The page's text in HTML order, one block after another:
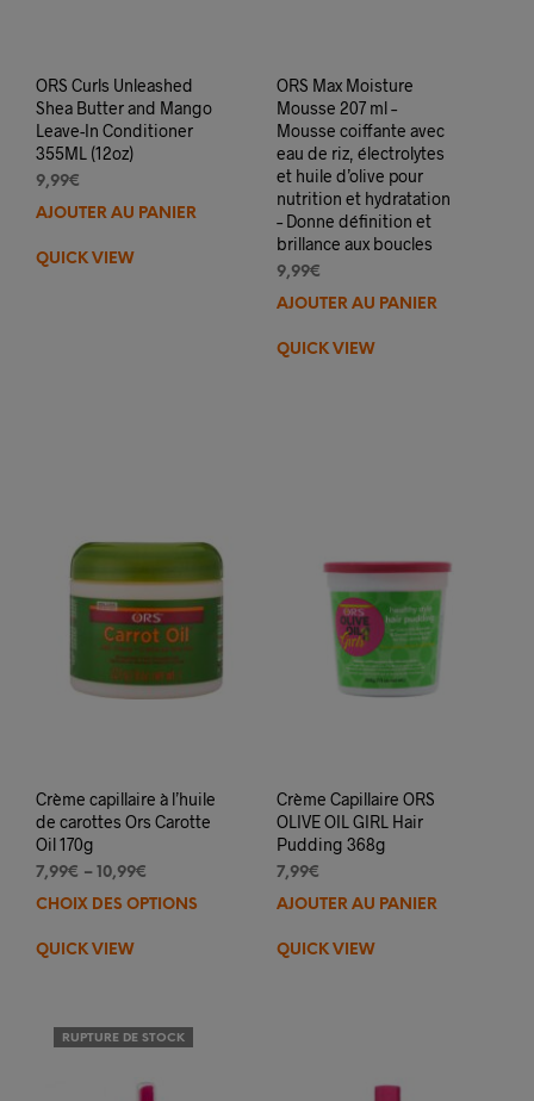
ORS Curls Unleashed
Shea Butter and Mango
Leave-In Conditioner
355ML (12oz)
9,99€
AJOUTER AU PANIER
QUICK VIEW
ORS Max Moisture
Mousse 207 ml –
Mousse coiffante avec
eau de riz, électrolytes
et huile d’olive pour
nutrition et hydratation
– Donne définition et
brillance aux boucles
9,99€
AJOUTER AU PANIER
QUICK VIEW
Crème capillaire à l’huile
de carottes Ors Carotte
Oil 170g
7,99€ – 10,99€
CHOIX DES OPTIONS
Ce
QUICK VIEW
Crème Capillaire ORS
OLIVE OIL GIRL Hair
Pudding 368g
7,99€
AJOUTER AU PANIER
QUICK VIEW
RUPTURE DE STOCK